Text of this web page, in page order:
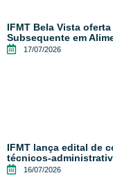
IFMT Bela Vista
Subsequente em
17/07/2026
IFMT lança edital de
técnicos-
16/07/2026